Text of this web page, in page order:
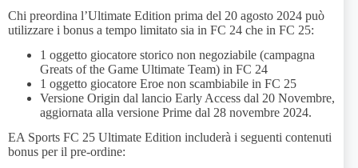
Chi preordina l’Ultimate Edition prima del 20 agosto 2024 può
utilizzare i bonus a tempo limitato sia in FC 24 che in FC 25:
1 oggetto giocatore storico non negoziabile (campagna
Greats of the Game Ultimate Team) in FC 24
1 oggetto giocatore Eroe non scambiabile in FC 25
Versione Origin dal lancio Early Access dal 20 Novembre,
aggiornata alla versione Prime dal 28 novembre 2024.
EA Sports FC 25 Ultimate Edition includerà i seguenti contenuti
bonus per il pre-ordine: